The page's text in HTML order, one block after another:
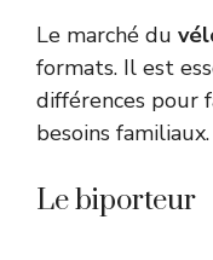
Le marché du
formats. Il est
différences pour
besoins familiaux.
Le biporteur